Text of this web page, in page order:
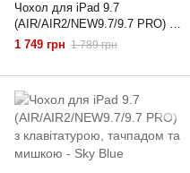
Чохол для iPad 9.7
(AIR/AIR2/NEW9.7/9.7 PRO) з
клавітатурою, тачпадом та
1 749 грн 1 789 грн